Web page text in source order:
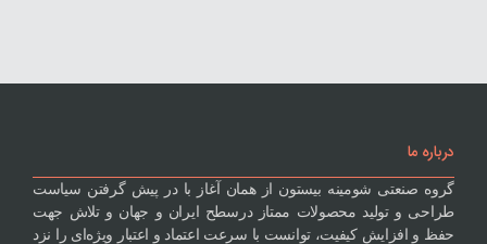
درباره ما
گروه صنعتی شومینه بیستون از همان آغاز با در پیش گرفتن سیاست
طراحی و تولید محصولات ممتاز درسطح ایران و جهان و تلاش جهت
حفظ و افزایش کیفیت، توانست با سرعت اعتماد و اعتبار ویژه‌ای را نزد